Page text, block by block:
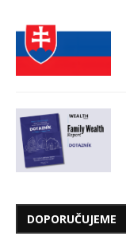
DOPORUČUJEME